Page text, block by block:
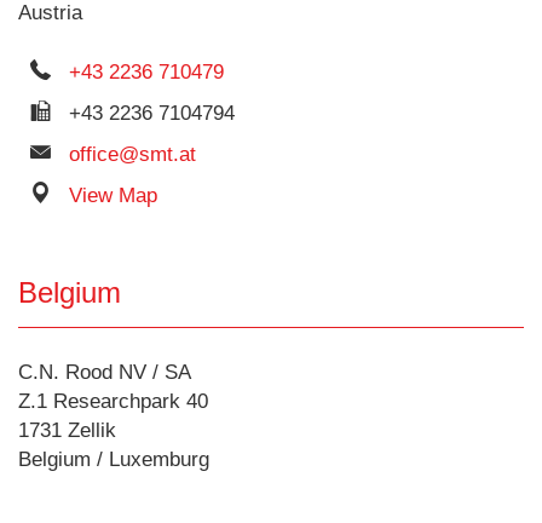
Austria
+43 2236 710479
+43 2236 7104794
office@smt.at
View Map
Belgium
C.N. Rood NV / SA
Z.1 Researchpark 40
1731 Zellik
Belgium / Luxemburg